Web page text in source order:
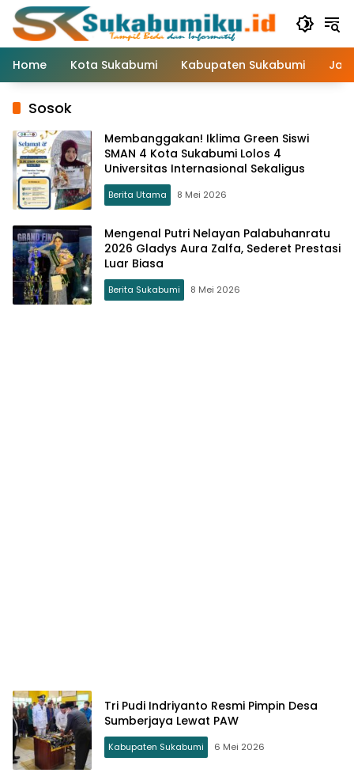
Langsung
konten
Home
Kota Sukabumi Kabupaten Sukabumi
Sosok
Membanggakan! Iklima Green Siswi
SMAN 4 Kota Sukabumi Lolos 4
Universitas Internasional Sekaligus
Berita Utama 8 Mei 2026
Mengenal Putri Nelayan Palabuhanratu
2026 Gladys Aura Zalfa, Sederet Prestasi
Luar Biasa
Berita Sukabumi 8 Mei 2026
Tri Pudi Indriyanto Resmi Pimpin Desa
Sumberjaya Lewat PAW
Kabupaten Sukabumi 6 Mei 2026